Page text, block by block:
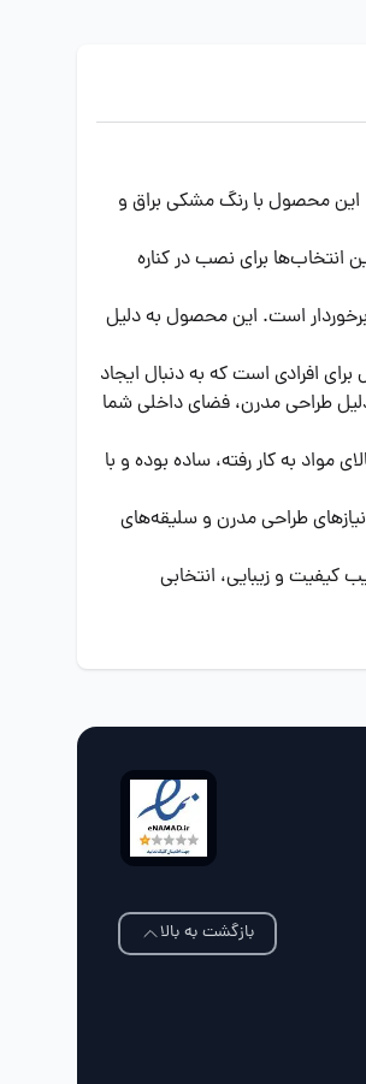
این محصول با رنگ مشکی براق و
انتخاب‌ها برای نصب در کناره
بالایی برخوردار است. این محصول به دلیل
افرادی است که به دنبال ایجاد
طراحی مدرن، فضای داخلی شما
مواد به کار رفته، ساده بوده و با
طراحی مدرن و سلیقه‌های
کیفیت و زیبایی، انتخابی
بازگشت به بالا